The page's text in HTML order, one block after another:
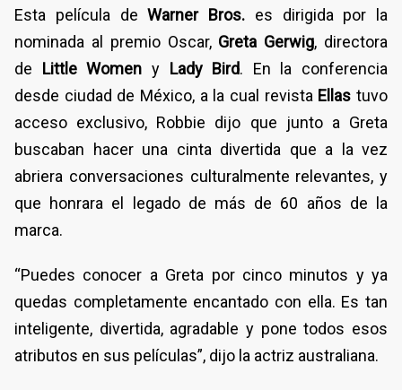
Esta película deWarner Bros. es dirigida por la
nominada al premio Oscar, Greta Gerwig, directora
de Little Women y Lady Bird. En la conferencia
desde ciudad de México, a la cual revista Ellastuvo
acceso exclusivo, Robbie dijo que junto a Greta
buscaban hacer una cinta divertida que a la vez
abriera conversaciones culturalmente relevantes, y
que honrara el legado de más de 60 años de la
marca.
“Puedes conocer a Greta por cinco minutos y ya
quedas completamente encantado con ella. Es tan
inteligente, divertida, agradable y pone todos esos
atributos en sus películas”, dijo la actriz australiana.